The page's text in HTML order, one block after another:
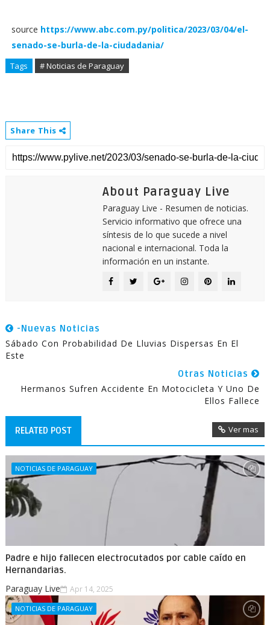
source https://www.abc.com.py/politica/2023/03/04/el-
senado-se-burla-de-la-ciudadania/
Tags # Noticias de Paraguay
Share This
About Paraguay Live
Paraguay Live - Resumen de noticias.
Servicio informativo que ofrece una
síntesis de lo que sucede a nivel
nacional e internacional. Toda la
información en un instante.
-Nuevas Noticias
Sábado Con Probabilidad De Lluvias Dispersas En El
Este
Otras Noticias
Hermanos Sufren Accidente En Motocicleta Y Uno De
Ellos Fallece
RELATED POST Ver mas
NOTICIAS DE PARAGUAY
Padre e hijo fallecen electrocutados por cable caído en
Hernandarias.
Paraguay Live Apr 14, 2025
NOTICIAS DE PARAGUAY